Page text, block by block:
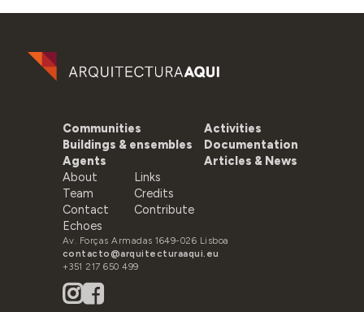
Communities
Buildings & ensembles
Agents
Activities
Documentation
Articles & News
About
Team
Contact
Echoes
Links
Credits
Contribute
Av. Forças Armadas 1649-026 Lisboa
contacto@arquitecturaaqui.eu
+351 217 650 499